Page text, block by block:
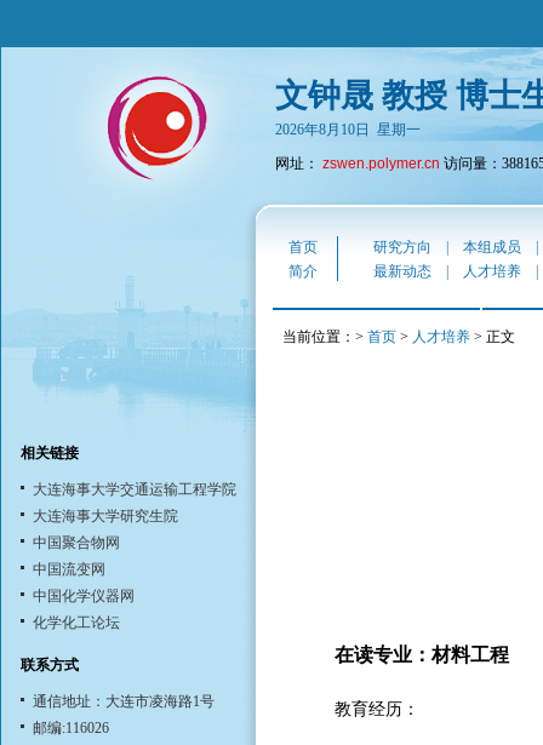
文钟晟 教授 博士
2026年8月10日 星期一
网址： zswen.polymer.cn 访问量：
相关链接
大连海事大学交通运输工程学院
大连海事大学研究生院
中国聚合物网
中国流变网
中国化学仪器网
化学化工论坛
联系方式
通信地址：大连市凌海路1号
邮编:116026
首页 研究方向 本组成员
简介
最新动态 人才培养
当前位置：> 首页 > 人才培养 > 正文
在读专业：材料工程
教育经历：